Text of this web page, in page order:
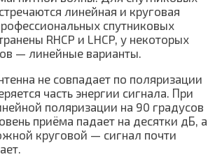
линейная и круговая
спутниковых
RHCP и LHCP, у некоторых
— линейные варианты.
не совпадает по поляризации
часть энергии сигнала. При
поляризации на 90 градусов
приёма падает на десятки дБ, а
круговой — сигнал почти